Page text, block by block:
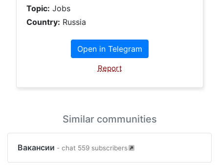
Topic: Jobs
Country: Russia
Open in Telegram
Report
Similar communities
Вакансии - chat 559 subscribers